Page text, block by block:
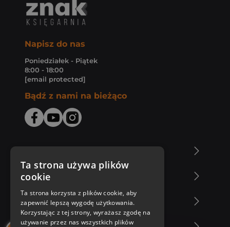
Napisz do nas
Poniedziałek - Piątek
8:00 - 18:00
[email protected]
Bądź z nami na bieżąco
Zakupy u nas
Nasza oferta
Ta strona używa plików
cookie
Ta strona korzysta z plików cookie, aby
zapewnić lepszą wygodę użytkowania.
Korzystając z tej strony, wyrażasz zgodę na
używanie przez nas wszystkich plików